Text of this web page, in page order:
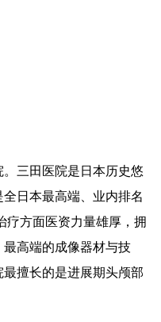
三田医院是日本历史悠
日本最高端、业内排名
疗方面医资力量雄厚，拥
高端的成像器材与技
擅长的是进展期头颅部